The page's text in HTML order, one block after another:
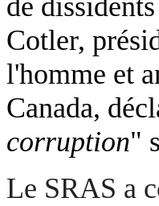
Cotler,
l'homme et
Canada,
corruption"
Le SRAS a